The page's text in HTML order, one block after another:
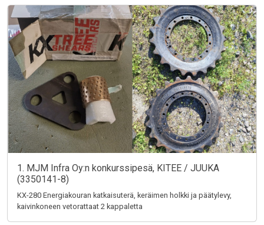
1. MJM Infra Oy:n konkurssipesä, KITEE / JUUKA
(3350141-8)
KX-280 Energiakouran katkaisuterä, keräimen holkki ja päätylevy,
kaivinkoneen vetorattaat 2 kappaletta